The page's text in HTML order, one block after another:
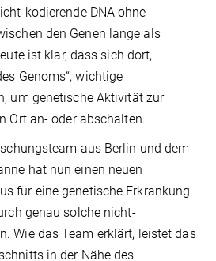
kodierende DNA ohne
den Genen lange als
ist klar, dass sich dort,
Genoms“, wichtige
um genetische Aktivität zur
Ort an- oder abschalten.
aus Berlin und dem
hat nun einen neuen
für eine genetische Erkrankung
genau solche nicht-
Wie das Team erklärt, leistet das
in der Nähe des